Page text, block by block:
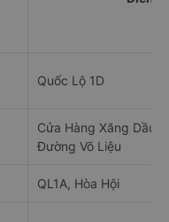
Quốc Lộ 1D
Cửa Hàng Xăng Dầu
Đường Võ Liệu
QL1A, Hòa Hội